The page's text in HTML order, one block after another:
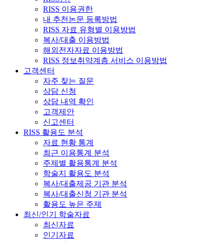
RISS 이용권한
내 추천논문 등록방법
RISS 자료 유형별 이용방법
복사/대출 이용방법
해외전자자료 이용방법
RISS 정보취약계층 서비스 이용방법
고객센터
자주 찾는 질문
상담 신청
상담 내역 확인
고객제안
신고센터
RISS 활용도 분석
자료 현황 통계
최근 이용통계 분석
주제별 활용통계 분석
학술지 활용도 분석
복사/대출제공 기관 분석
복사/대출신청 기관 분석
활용도 높은 주제
최신/인기 학술자료
최신자료
인기자료